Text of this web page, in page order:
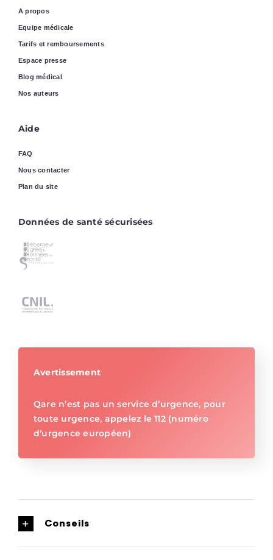
A propos
Equipe médicale
Tarifs et remboursements
Espace presse
Blog médical
Nos auteurs
Aide
FAQ
Nous contacter
Plan du site
Données de santé sécurisées
Avertissement
Qare n’est pas un service d’urgence, pour
toute urgence, appelez le 112 (numéro
d’urgence européen)
Conseils